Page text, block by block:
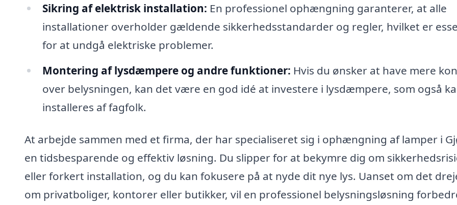
Sikring af elektrisk installation: En professionel ophængning garanterer, at alle
installationer overholder gældende sikkerhedsstandarder og regler, hvilket er
for at undgå elektriske problemer.
Montering af lysdæmpere og andre funktioner: Hvis du ønsker at have mere
over belysningen, kan det være en god idé at investere i lysdæmpere, som også
installeres af fagfolk.
At arbejde sammen med et firma, der har specialiseret sig i ophængning af lamper i
en tidsbesparende og effektiv løsning. Du slipper for at bekymre dig om
eller forkert installation, og du kan fokusere på at nyde dit nye lys. Uanset om det
om privatboliger, kontorer eller butikker, vil en professionel belysningsløsning